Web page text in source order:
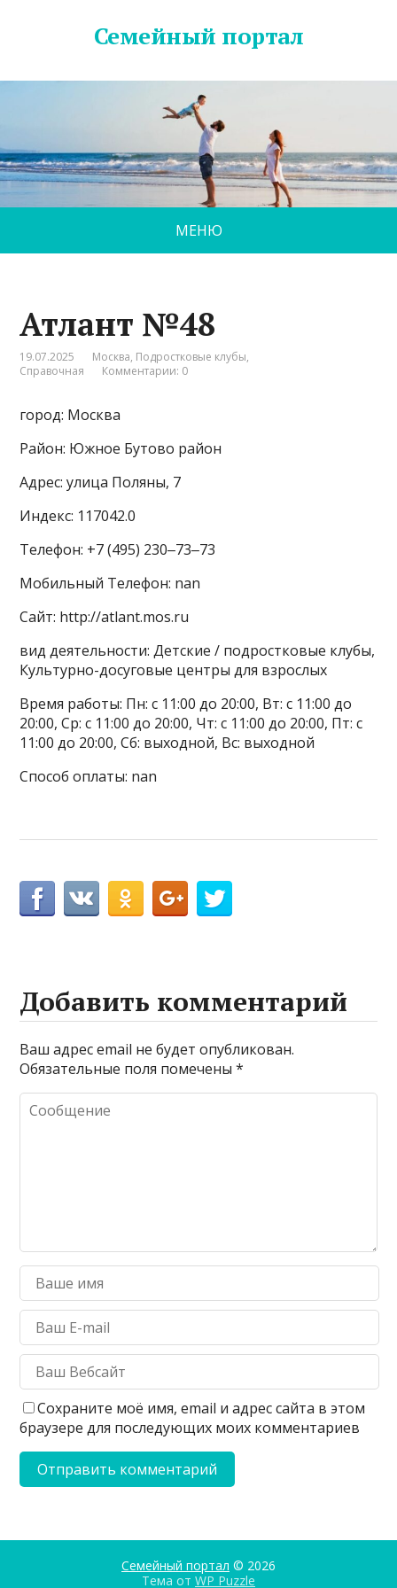
Семейный портал
МЕНЮ
Атлант №48
19.07.2025 Москва, Подростковые клубы,
Справочная
Комментарии: 0
город: Москва
Район: Южное Бутово район
Адрес: улица Поляны, 7
Индекс: 117042.0
Телефон: +7 (495) 230‒73‒73
Мобильный Телефон: nan
Сайт: http://atlant.mos.ru
вид деятельности: Детские / подростковые клубы,
Культурно-досуговые центры для взрослых
Время работы: Пн: с 11:00 до 20:00, Вт: с 11:00 до
20:00, Ср: с 11:00 до 20:00, Чт: с 11:00 до 20:00, Пт: с
11:00 до 20:00, Сб: выходной, Вс: выходной
Способ оплаты: nan
Добавить комментарий
Ваш адрес email не будет опубликован.
Обязательные поля помечены*
Сохраните моё имя, email и адрес сайта в этом
браузере для последующих моих комментариев
Семейный портал © 2026
Тема от WP Puzzle